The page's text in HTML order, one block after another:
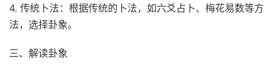
4. 传统卜法：根据传统的卜法，如六爻占卜、梅花易数等方
法，选择卦象。
三、解读卦象